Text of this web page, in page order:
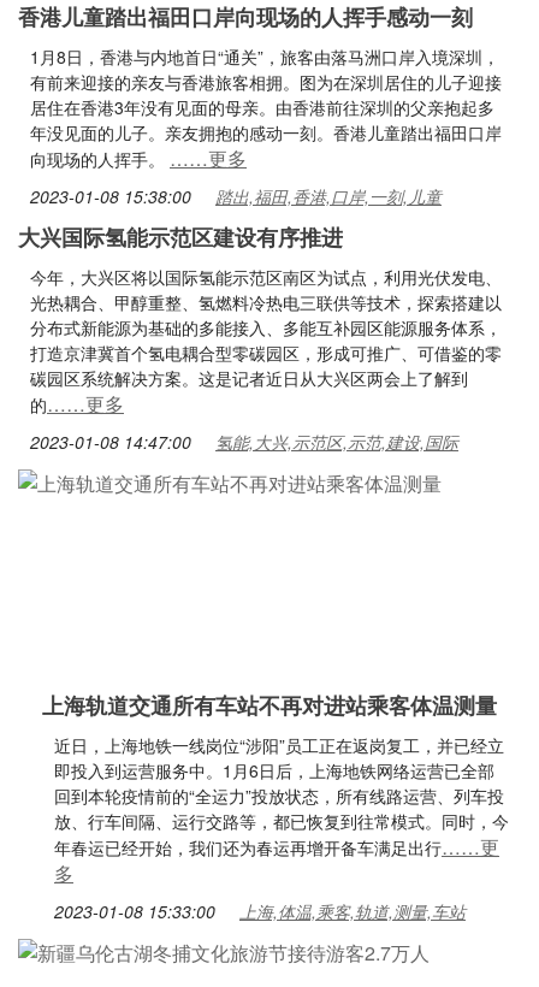
香港儿童踏出福田口岸向现场的人挥手感动一刻
1月8日，香港与内地首日“通关”，旅客由落马洲口岸入境深圳，
有前来迎接的亲友与香港旅客相拥。图为在深圳居住的儿子迎接
居住在香港3年没有见面的母亲。由香港前往深圳的父亲抱起多
年没见面的儿子。亲友拥抱的感动一刻。香港儿童踏出福田口岸
向现场的人挥手。 ……更多
2023-01-08 15:38:00 踏出,福田,香港,口岸,一刻,儿童
大兴国际氢能示范区建设有序推进
今年，大兴区将以国际氢能示范区南区为试点，利用光伏发电、
光热耦合、甲醇重整、氢燃料冷热电三联供等技术，探索搭建以
分布式新能源为基础的多能接入、多能互补园区能源服务体系，
打造京津冀首个氢电耦合型零碳园区，形成可推广、可借鉴的零
碳园区系统解决方案。这是记者近日从大兴区两会上了解到
的……更多
2023-01-08 14:47:00 氢能,大兴,示范区,示范,建设,国际
上海轨道交通所有车站不再对进站乘客体温测量
近日，上海地铁一线岗位“涉阳”员工正在返岗复工，并已经立
即投入到运营服务中。1月6日后，上海地铁网络运营已全部
回到本轮疫情前的“全运力”投放状态，所有线路运营、列车投
放、行车间隔、运行交路等，都已恢复到往常模式。同时，今
年春运已经开始，我们还为春运再增开备车满足出行……更
多
2023-01-08 15:33:00 上海,体温,乘客,轨道,测量,车站